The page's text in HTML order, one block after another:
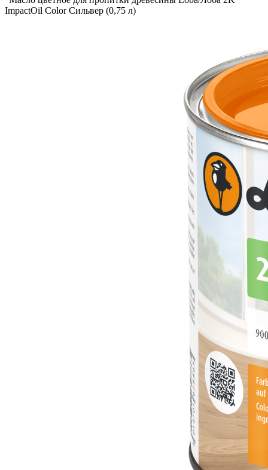
ImpactOil Color Сильвер (0,75 л)